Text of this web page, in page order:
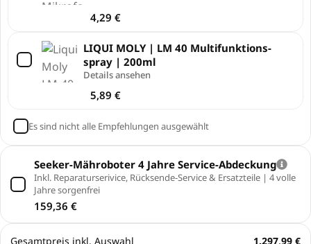
4,29 €
LIQUI MOLY | LM 40 Multi­funk­ti­ons­
spray | 200ml
Details ansehen
5,89 €
Es sind nicht alle Empfehlungen ausgewählt
Seeker-Mähroboter 4 Jahre Service-Abdeckung
Inkl. Reparaturserivice, Rücksende-Service & Ersatzteile | 4 volle
Jahre sorgenfrei
159,36 €
Gesamtpreis inkl. Auswahl 1.297,99 €